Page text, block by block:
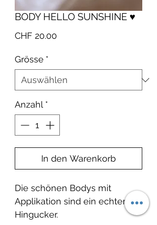
BODY HELLO SUNSHINE ♥
CHF 20.00
Grösse *
Anzahl *
In den Warenkorb
Die schönen Bodys mit
Applikation sind ein echter
Hingucker.